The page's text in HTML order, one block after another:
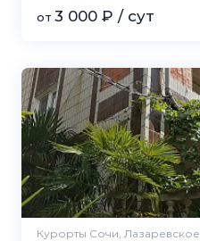
от 3 000 ₽ / сут
Курорты Сочи, Лазаревское